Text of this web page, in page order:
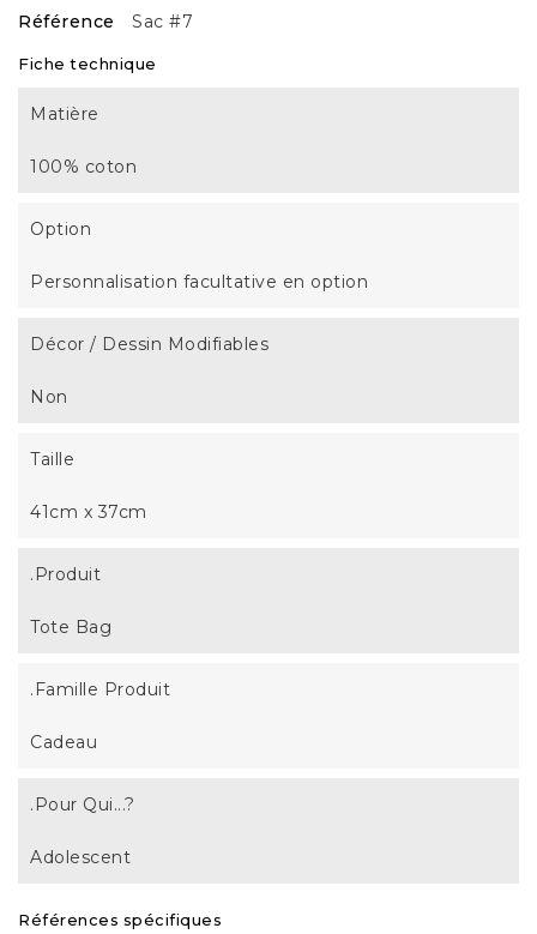
Référence Sac #7
Fiche technique
Matière
100% coton
Option
Personnalisation facultative en option
Décor / Dessin Modifiables
Non
Taille
41cm x 37cm
.Produit
Tote Bag
.Famille Produit
Cadeau
.Pour Qui...?
Adolescent
Références spécifiques